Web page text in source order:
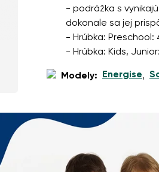
- podrážka s
dokonale sa jej
- Hrúbka: Preschool:
- Hrúbka: Kids,
Modely: Energise,